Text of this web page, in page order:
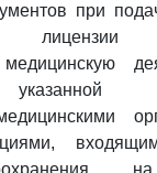
при
лицензии